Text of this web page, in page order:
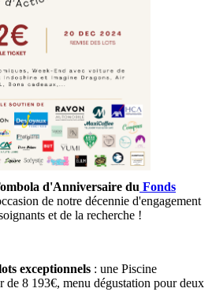
d'Anniversaire du Fonds
de notre décennie d'engagement
et de la recherche !
exceptionnels : une Piscine
8 193€, menu dégustation pour deux